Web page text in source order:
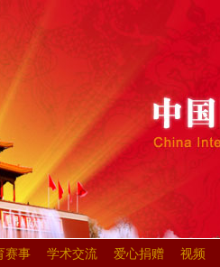
赛事 学术交流 爱心捐赠 视频